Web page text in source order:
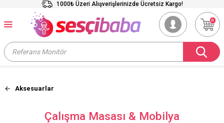
1000₺ Üzeri Alışverişlerinizde Ücretsiz Kargo!
0
Aksesuarlar
Çalışma Masası & Mobilya